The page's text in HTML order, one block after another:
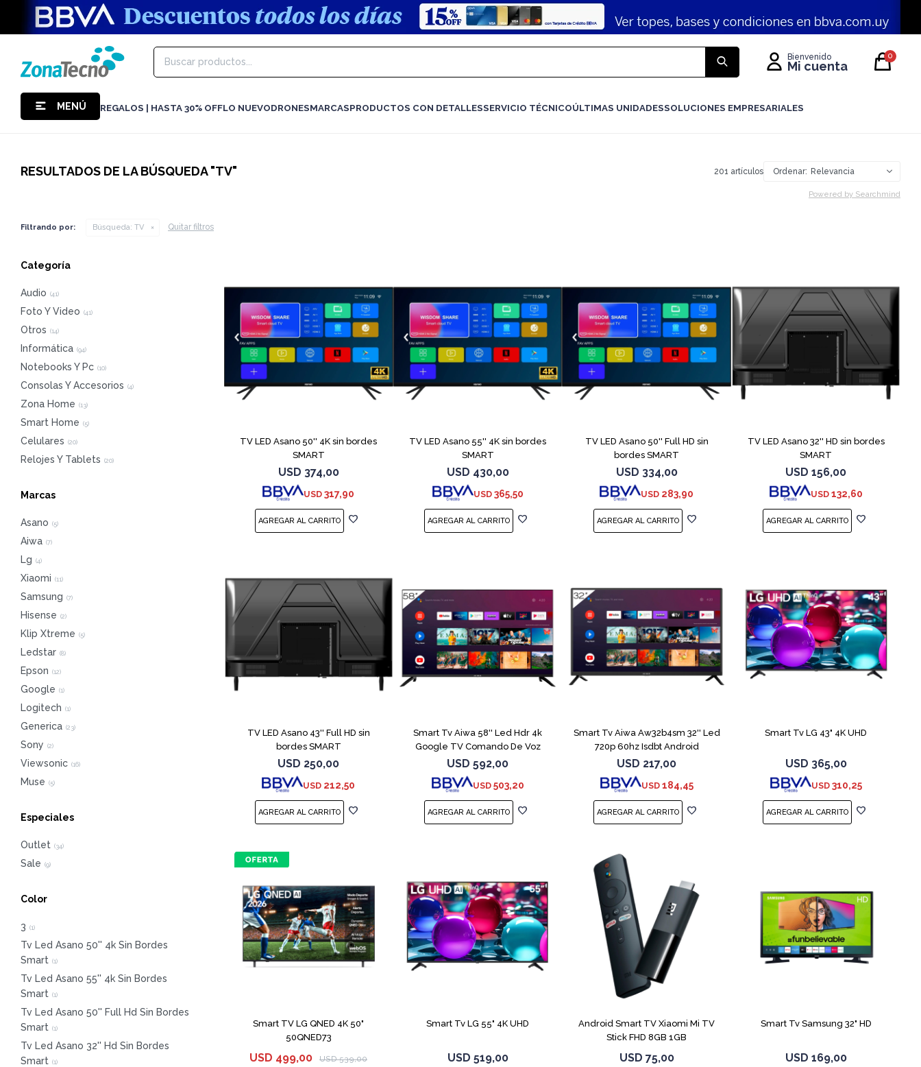
MENÚ REGALOS | HASTA 30% OFFLO NUEVODRONESMARCASPRODUCTOS CON DETALLESSERVICIO TÉCNICOÚLTIMAS UNIDADESSOLUCIONES EMPRESARIALES
0
RESULTADOS DE LA BÚSQUEDA "TV" 201 artículos Relevancia
Powered by Searchmind
Filtrando por: Búsqueda: TV Quitar filtros
TV LED Asano 50'' 4K sin bordes
SMART
USD 374,00
USD 317,90
TV LED Asano 55'' 4K sin bordes
SMART
USD 430,00
USD 365,50
TV LED Asano 50'' Full HD sin
bordes SMART
USD 334,00
USD 283,90
TV LED Asano 32'' HD sin bordes
SMART
USD 156,00
USD 132,60
TV LED Asano 43'' Full HD sin
bordes SMART
USD 250,00
USD 212,50
Smart Tv Aiwa 58'' Led Hdr 4k
Google TV Comando De Voz
USD 592,00
USD 503,20
Smart Tv Aiwa Aw32b4sm 32'' Led
720p 60hz Isdbt Android
USD 217,00
USD 184,45
Smart Tv LG 43" 4K UHD
USD 365,00
USD 310,25
Smart TV LG QNED 4K 50"
50QNED73
USD 499,00 USD 539,00
Smart Tv LG 55" 4K UHD
USD 519,00
Android Smart TV Xiaomi Mi TV
Stick FHD 8GB 1GB
USD 75,00
Smart Tv Samsung 32" HD
USD 169,00
Categoría
Audio (41)
Foto Y Video (41)
Otros (14)
Informática (94)
Notebooks Y Pc (10)
Consolas Y Accesorios (4)
Zona Home (13)
Smart Home (5)
Celulares (20)
Relojes Y Tablets (20)
Marcas
Asano (5)
Aiwa (7)
Lg (4)
Xiaomi (11)
Samsung (7)
Hisense (2)
Klip Xtreme (5)
Ledstar (8)
Epson (12)
Google (1)
Logitech (1)
Generica (23)
Sony (2)
Viewsonic (16)
Muse (5)
Especiales
Outlet (34)
Sale (9)
Color
3 (1)
Tv Led Asano 50'' 4k Sin Bordes
Smart (1)
Tv Led Asano 55'' 4k Sin Bordes
Smart (1)
Tv Led Asano 50'' Full Hd Sin Bordes
Smart (1)
Tv Led Asano 32'' Hd Sin Bordes
Smart (1)